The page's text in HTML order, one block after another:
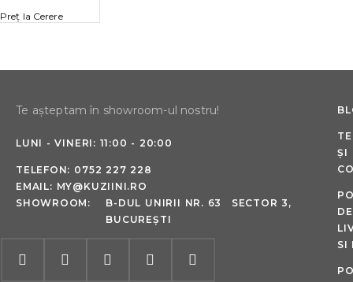
Preț la Cerere
Te așteptam în showroom-ul nostru!
LUNI - VINERI: 11:00 - 20:00
TELEFON: 0752 227 228
EMAIL: MY@KUZIINI.RO
SHOWROOM:
B-DUL UNIRII NR. 63 SECTOR 3,
BUCUREȘTI
ȘI
DE
SI